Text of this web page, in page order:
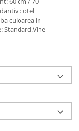
: otel
culoarea in
Standard.Vine